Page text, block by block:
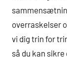
overraskelser
vi dig trin for
så du kan